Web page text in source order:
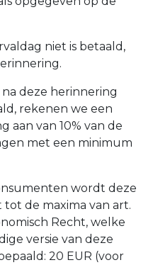
niet is betaald,
deze herinnering
rekenen we een
aan van 10% van de
met een minimum
wordt deze
de maxima van art.
Recht, welke
versie van deze
20 EUR (voor